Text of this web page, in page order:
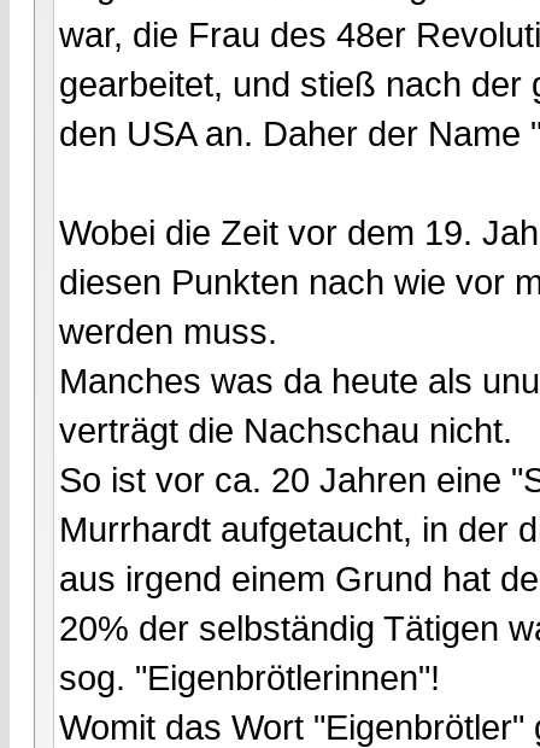
war, die Frau des 48er
gearbeitet, und stieß nach der
den USA an. Daher der Name
Wobei die Zeit vor dem 19.
diesen Punkten nach wie vor
werden muss.
Manches was da heute als
verträgt die Nachschau nicht.
So ist vor ca. 20 Jahren eine
Murrhardt aufgetaucht, in der
aus irgend einem Grund hat
20% der selbständig Tätigen
sog. "Eigenbrötlerinnen"!
Womit das Wort